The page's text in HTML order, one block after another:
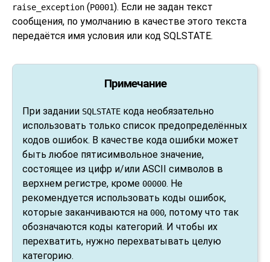
raise_exception (P0001). Если не задан текст
сообщения, по умолчанию в качестве этого текста
передаётся имя условия или код SQLSTATE.
Примечание
При задании SQLSTATE кода необязательно
использовать только список предопределённых
кодов ошибок. В качестве кода ошибки может
быть любое пятисимвольное значение,
состоящее из цифр и/или ASCII символов в
верхнем регистре, кроме 00000. Не
рекомендуется использовать коды ошибок,
которые заканчиваются на 000, потому что так
обозначаются коды категорий. И чтобы их
перехватить, нужно перехватывать целую
категорию.